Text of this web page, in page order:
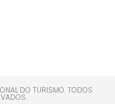
DO TURISMO. TODOS